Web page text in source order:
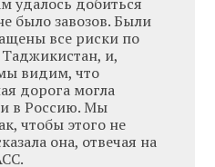
было завозов. Были
все риски по
Таджикистан, и,
видим, что
дорога могла
в Россию. Мы
чтобы этого не
она, отвечая на